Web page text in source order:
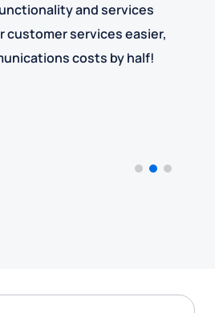
and services
customer services easier,
costs by half!